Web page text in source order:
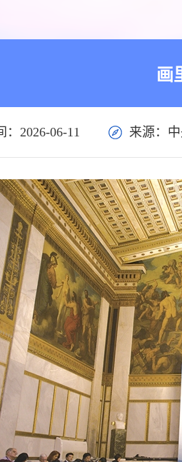
画
：2026-06-11 来源：